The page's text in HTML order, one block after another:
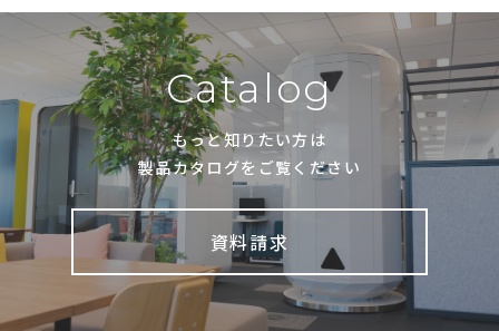
Catalog
もっと知りたい方は
製品カタログをご覧ください
資料請求